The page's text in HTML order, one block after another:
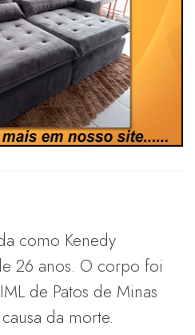
como Kenedy
26 anos. O corpo foi
de Patos de Minas
da morte.